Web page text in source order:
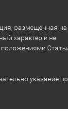
размещенная на
характер и не
положениями
указание